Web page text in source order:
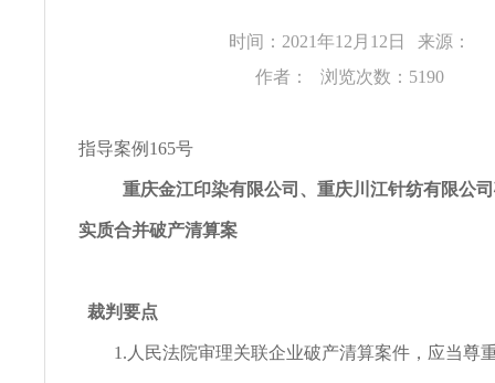
时间：2021年12月12日
来源：
作者：
浏览次数：5190
指导案例165号
重庆金江印染有限公司、重庆川江针纺有限公
实质合并破产清算案
裁判要点
1.人民法院审理关联企业破产清算案件，应当尊